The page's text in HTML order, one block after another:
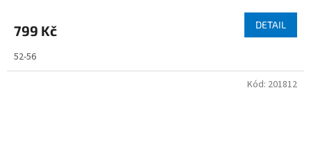
799 Kč DETAIL
52-56
Kód: 201812